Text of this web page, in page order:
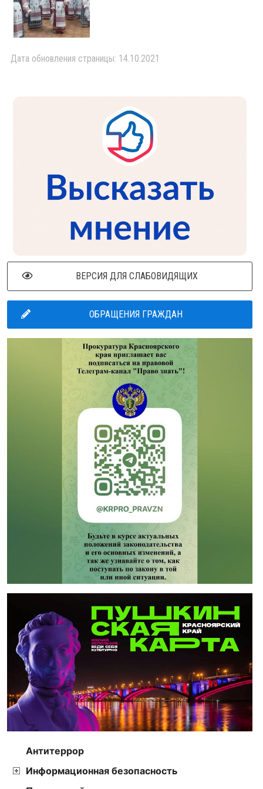
Дата обновления страницы: 14.10.2021
ВЕРСИЯ ДЛЯ СЛАБОВИДЯЩИХ
ОБРАЩЕНИЯ ГРАЖДАН
Антитеррор
Информационная безопасность